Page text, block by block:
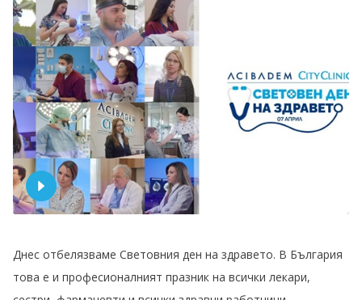
Днес отбелязваме Световния ден на здравето. В България
това е и професионалният празник на всички лекари,